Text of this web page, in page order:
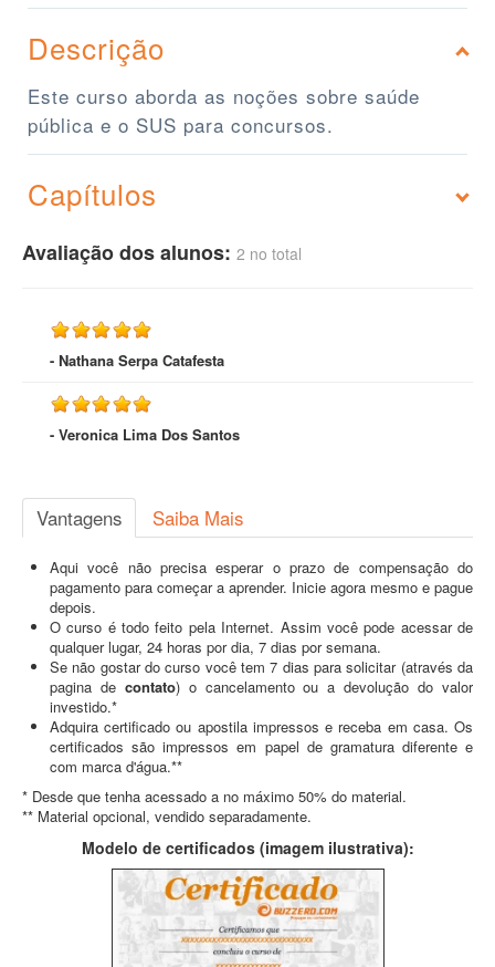
Descrição
Este curso aborda as noções sobre saúde
pública e o SUS para concursos.
Capítulos
Avaliação dos alunos: 2 no total
- Nathana Serpa Catafesta
- Veronica Lima Dos Santos
Vantagens Saiba Mais
Aqui você não precisa esperar o prazo de compensação do
pagamento para começar a aprender. Inicie agora mesmo e pague
depois.
O curso é todo feito pela Internet. Assim você pode acessar de
qualquer lugar, 24 horas por dia, 7 dias por semana.
Se não gostar do curso você tem 7 dias para solicitar (através da
pagina de contato) o cancelamento ou a devolução do valor
investido.*
Adquira certificado ou apostila impressos e receba em casa. Os
certificados são impressos em papel de gramatura diferente e
com marca d'água.**
* Desde que tenha acessado a no máximo 50% do material.
** Material opcional, vendido separadamente.
Modelo de certificados (imagem ilustrativa):